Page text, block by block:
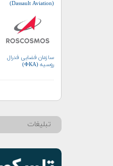
(Dassault Aviation)
سازمان فضایی فدرال
روسیه (ФКА)
تبلیغات